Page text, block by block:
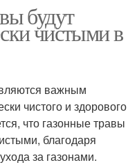
будут
чистыми в
важным
чистого и здорового
что газонные травы
благодаря
за газонами.